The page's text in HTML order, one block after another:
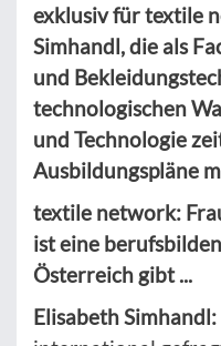
exklusiv für textile
Simhandl, die als
und
technologischen
und Technologie
Ausbildungspläne
textile network:
ist eine
Österreich gibt ...
Elisabeth Simhandl: